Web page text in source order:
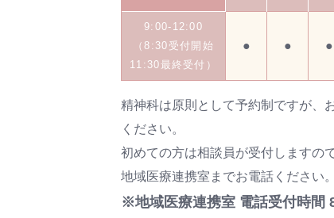
9:00-12:00
（8:30受付開始
11:30最終受付）
● ● ●
精神科は原則として予約制ですが、
ください。
初めての方は相談員が受付しますの
地域医療連携室までお電話ください。
※地域医療連携室 電話受付時間